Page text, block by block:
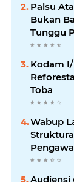
Palsu
Bukan
Tunggu
Kodam
Toba
Wabup
Tanjabtim
Audiensi